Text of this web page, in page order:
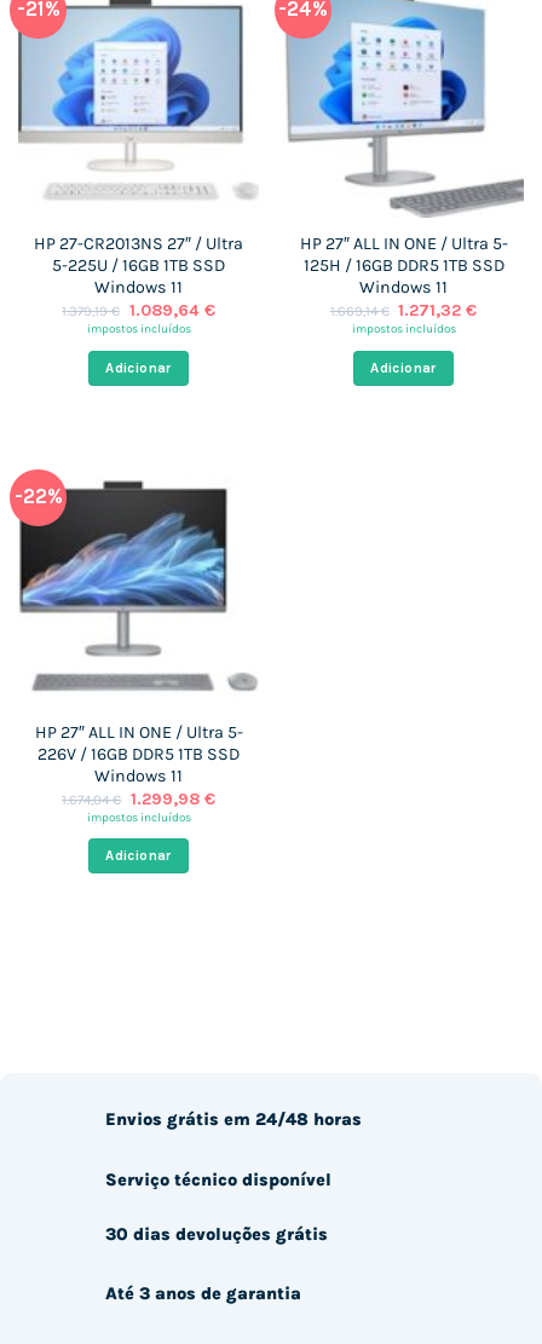
-21%
HP 27-CR2013NS 27″ / Ultra
5-225U / 16GB 1TB SSD
Windows 11
1.379,19€ O
preço
era:
1.379,19 €.
1.089,64 €O
impostos incluídos
Adicionar
-24%
HP 27″ ALL IN ONE / Ultra 5-
125H / 16GB DDR5 1TB SSD
Windows 11
1.669,14€ O
preço
era:
1.669,14 €.
1.271,32€O
impostos incluídos
Adicionar
-22%
HP 27″ ALL IN ONE / Ultra 5-
226V / 16GB DDR5 1TB SSD
Windows 11
1.674,04€ O
preço
era:
1.674,04 €.
1.299,98 €O
impostos incluídos
Adicionar
Envios grátis em 24/48 horas
Serviço técnico disponível
30 dias devoluções grátis
Até 3 anos de garantia